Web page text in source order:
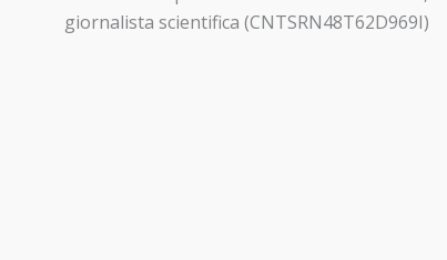
giornalista scientifica (CNTSRN48T62D969I)